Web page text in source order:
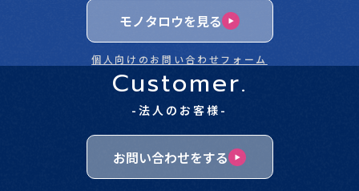
モノタロウを見る
個人向けのお問い合わせフォーム
Customer.
-法人のお客様-
お問い合わせをする